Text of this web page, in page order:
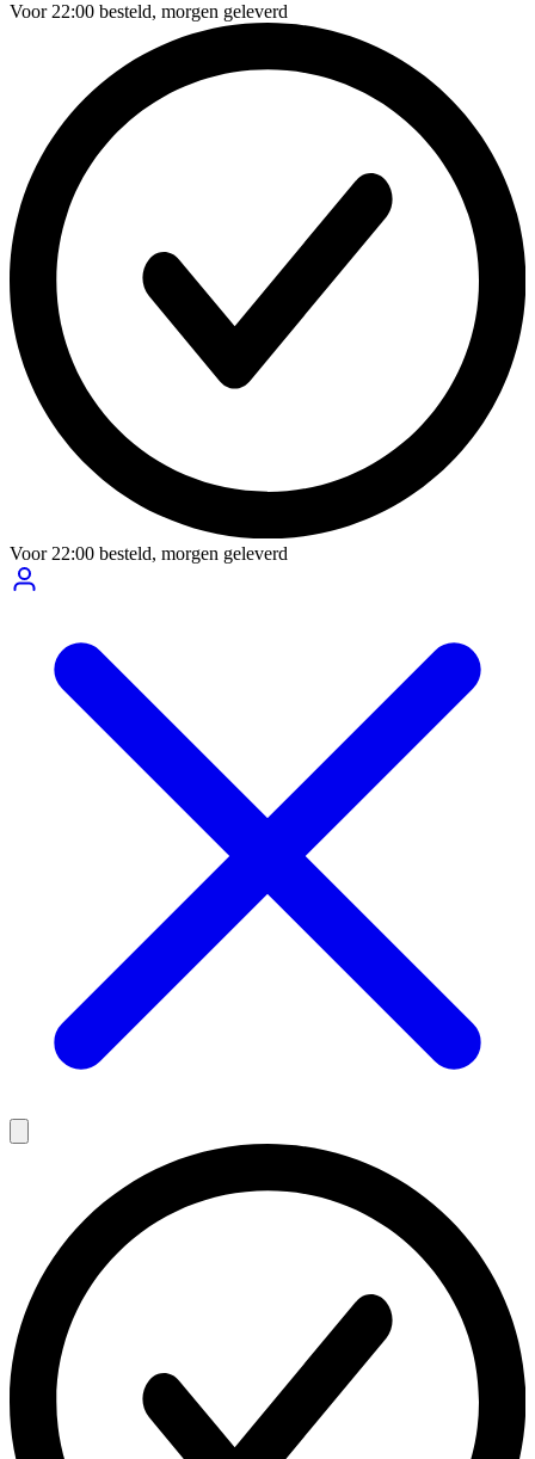
Voor22:00 besteld, morgen geleverd
Voor22:00 besteld, morgen geleverd